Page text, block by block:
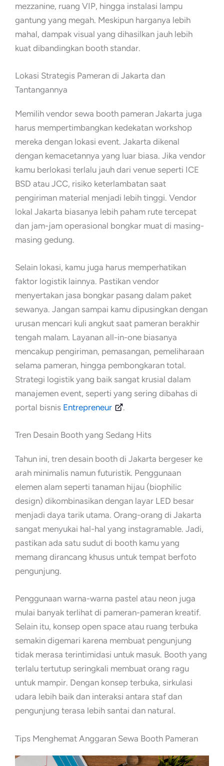
mezzanine, ruang VIP, hingga instalasi lampu
gantung yang megah. Meskipun harganya lebih
mahal, dampak visual yang dihasilkan jauh lebih
kuat dibandingkan booth standar.
Lokasi Strategis Pameran di Jakarta dan
Tantangannya
Memilih vendor sewa booth pameran Jakarta juga
harus mempertimbangkan kedekatan workshop
mereka dengan lokasi event. Jakarta dikenal
dengan kemacetannya yang luar biasa. Jika vendor
kamu berlokasi terlalu jauh dari venue seperti ICE
BSD atau JCC, risiko keterlambatan saat
pengiriman material menjadi lebih tinggi. Vendor
lokal Jakarta biasanya lebih paham rute tercepat
dan jam-jam operasional bongkar muat di masing-
masing gedung.
Selain lokasi, kamu juga harus memperhatikan
faktor logistik lainnya. Pastikan vendor
menyertakan jasa bongkar pasang dalam paket
sewanya. Jangan sampai kamu dipusingkan dengan
urusan mencari kuli angkut saat pameran berakhir
tengah malam. Layanan all-in-one biasanya
mencakup pengiriman, pemasangan, pemeliharaan
selama pameran, hingga pembongkaran total.
Strategi logistik yang baik sangat krusial dalam
manajemen event, seperti yang sering dibahas di
portal bisnis Entrepreneur .
Tren Desain Booth yang Sedang Hits
Tahun ini, tren desain booth di Jakarta bergeser ke
arah minimalis namun futuristik. Penggunaan
elemen alam seperti tanaman hijau (biophilic
design) dikombinasikan dengan layar LED besar
menjadi daya tarik utama. Orang-orang di Jakarta
sangat menyukai hal-hal yang instagramable. Jadi,
pastikan ada satu sudut di booth kamu yang
memang dirancang khusus untuk tempat berfoto
pengunjung.
Penggunaan warna-warna pastel atau neon juga
mulai banyak terlihat di pameran-pameran kreatif.
Selain itu, konsep open space atau ruang terbuka
semakin digemari karena membuat pengunjung
tidak merasa terintimidasi untuk masuk. Booth yang
terlalu tertutup seringkali membuat orang ragu
untuk mampir. Dengan konsep terbuka, sirkulasi
udara lebih baik dan interaksi antara staf dan
pengunjung terasa lebih santai dan natural.
Tips Menghemat Anggaran Sewa Booth Pameran